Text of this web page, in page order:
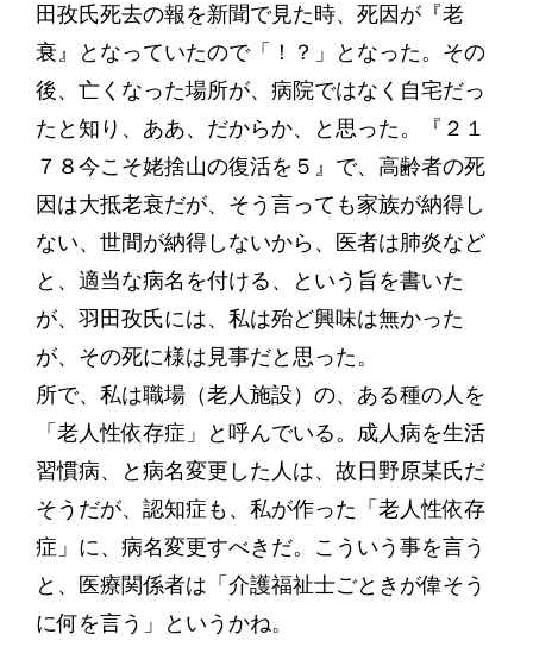
田孜氏死去の報を新聞で見た時、死因が『老
衰』となっていたので「！？」となった。その
後、亡くなった場所が、病院ではなく自宅だっ
たと知り、ああ、だからか、と思った。『２１
７８今こそ姥捨山の復活を５』で、高齢者の死
因は大抵老衰だが、そう言っても家族が納得し
ない、世間が納得しないから、医者は肺炎など
と、適当な病名を付ける、という旨を書いた
が、羽田孜氏には、私は殆ど興味は無かった
が、その死に様は見事だと思った。
所で、私は職場（老人施設）の、ある種の人を
「老人性依存症」と呼んでいる。成人病を生活
習慣病、と病名変更した人は、故日野原某氏だ
そうだが、認知症も、私が作った「老人性依存
症」に、病名変更すべきだ。こういう事を言う
と、医療関係者は「介護福祉士ごときが偉そう
に何を言う」というかね。